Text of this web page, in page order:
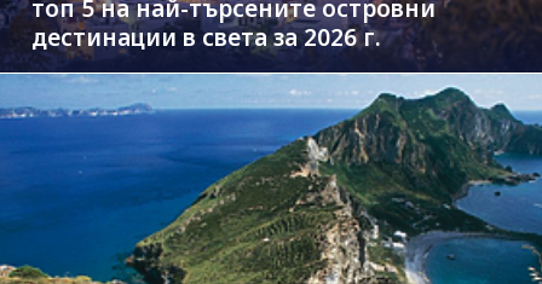
топ 5 на най-търсените островни
дестинации в света за 2026 г.